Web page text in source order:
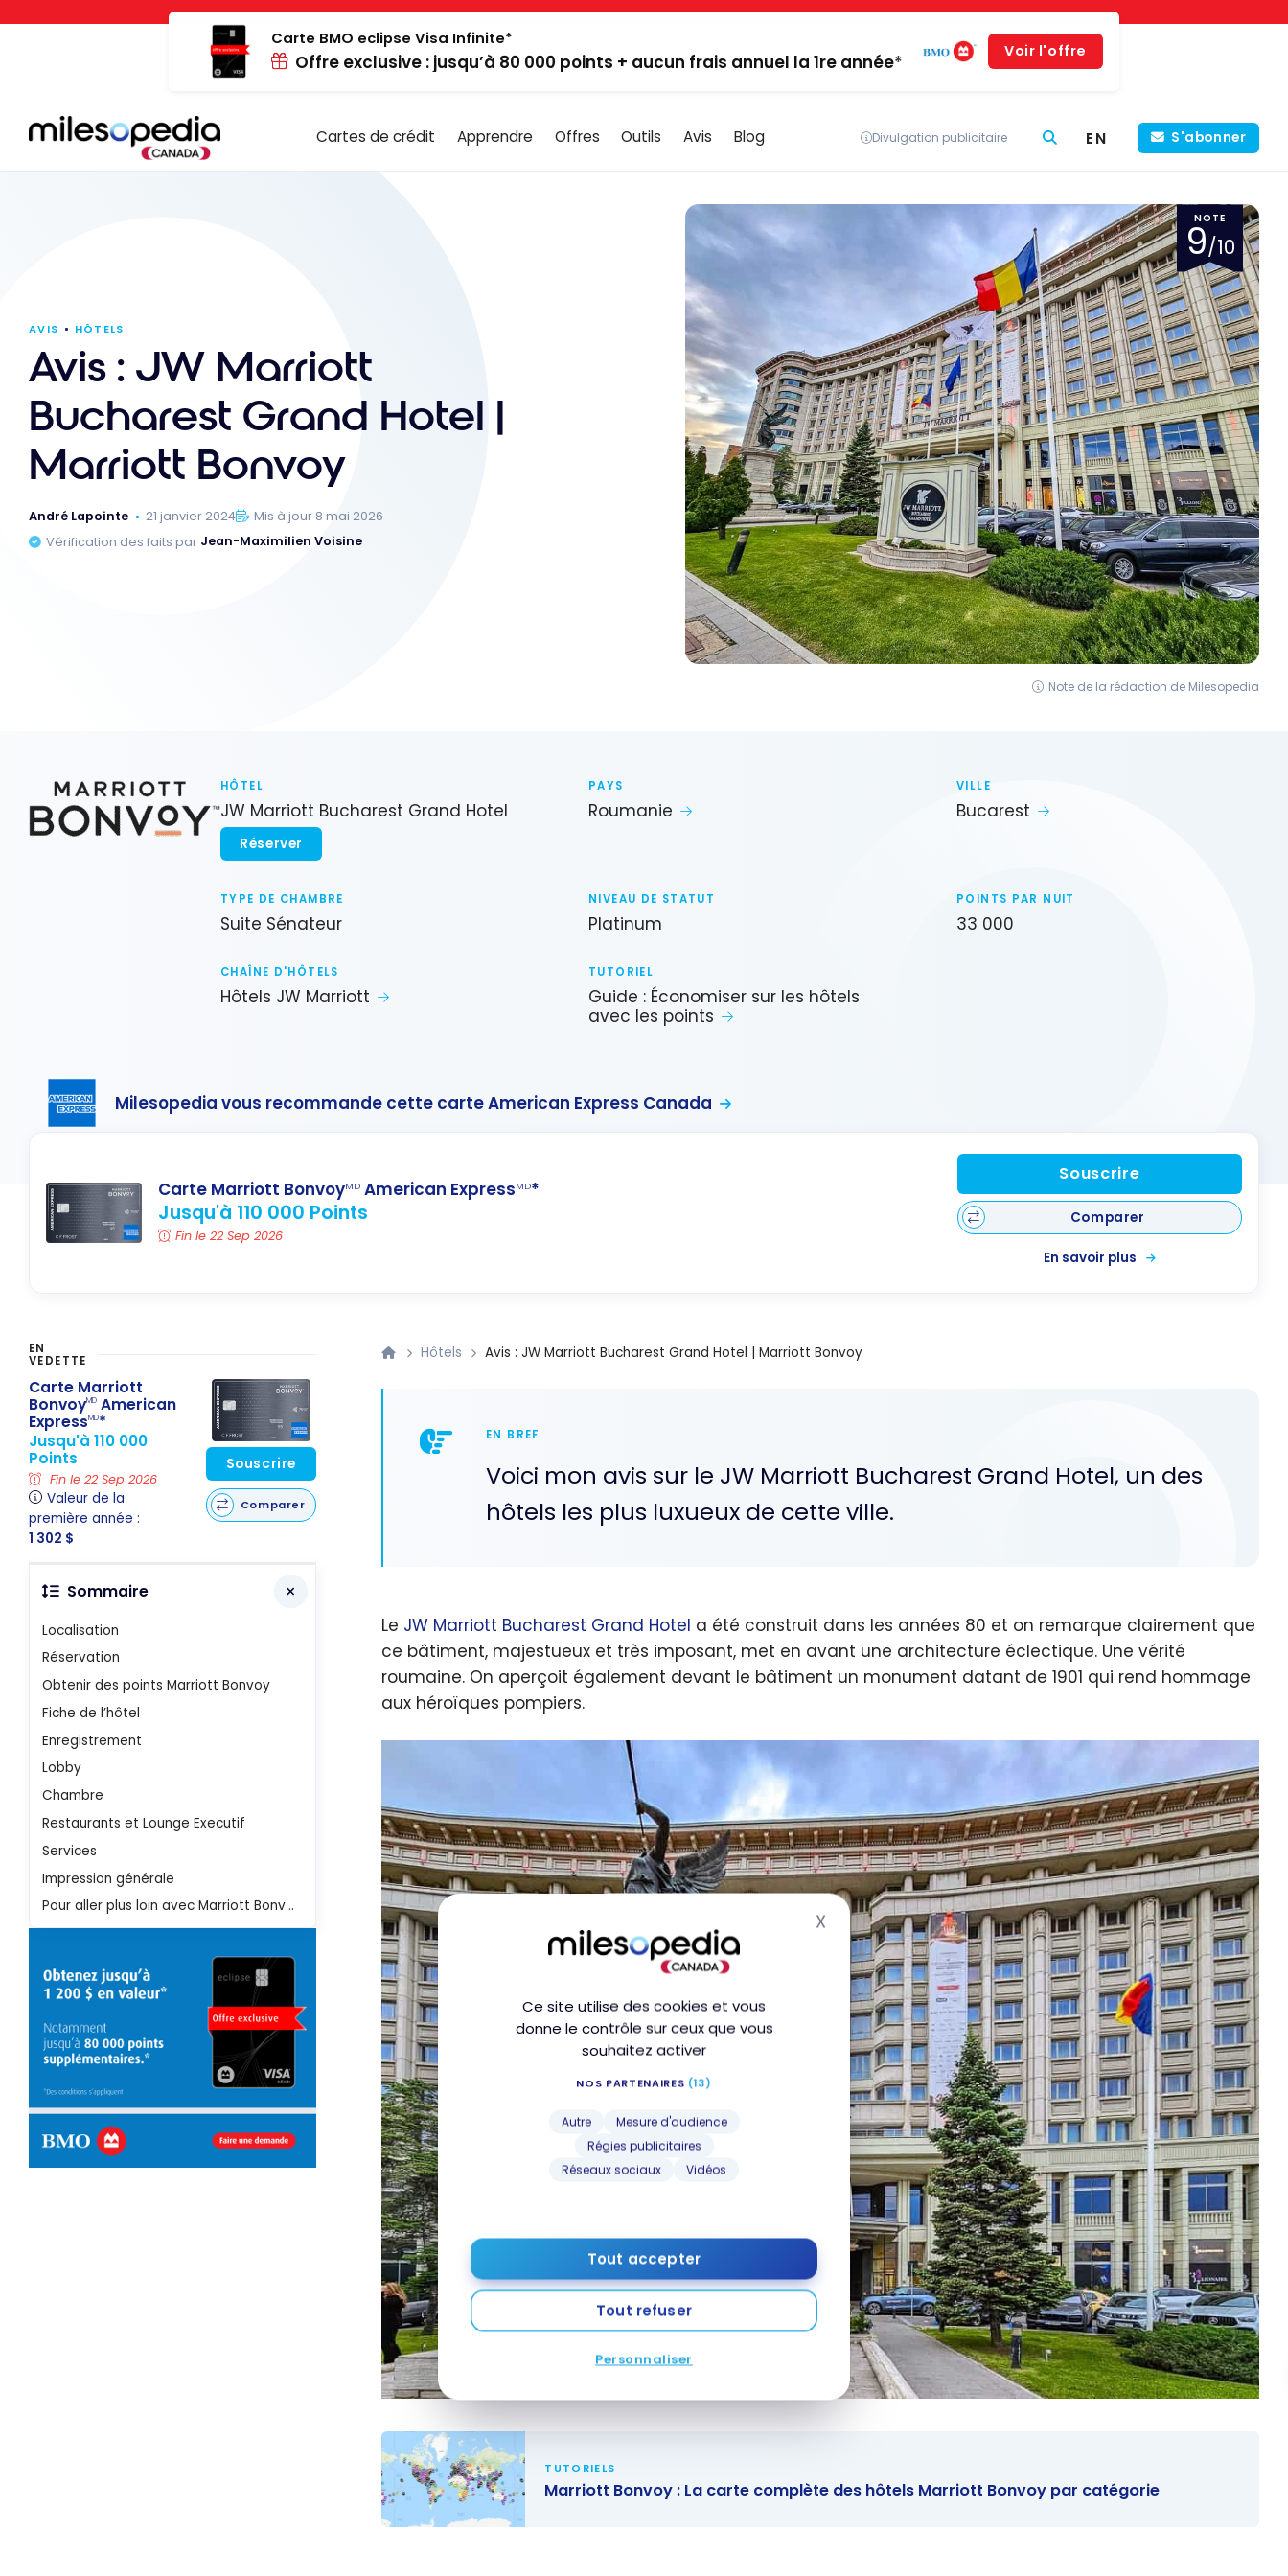
Panneau de gestion des cookies
Ce site utilise des cookies et vous
donne le contrôle sur ceux que vous
souhaitez activer
NOS PARTENAIRES (13)
Autre
Mesure d'audience
Régies publicitaires
Réseaux sociaux
Vidéos
Tout accepter
Tout refuser
Personnaliser
XMasquer le bandeau des cookies
Carte BMO eclipse Visa Infinite*
Offre exclusive : jusqu’à 80 000 points + aucun frais annuel la 1re année*
Voir l'offre
Cartes de crédit Apprendre Offres Outils Avis Blog Divulgation publicitaire EN S'abonner
AVIS HÔTELS
Avis : JW Marriott
Bucharest Grand Hotel |
Marriott Bonvoy
André Lapointe 21 janvier 2024
Mis à jour 8 mai 2026
Vérification des faits par Jean-Maximilien Voisine
NOTE
9/10
Note de la rédaction de Milesopedia
HÔTEL
JW Marriott Bucharest Grand Hotel
Réserver
PAYS
Roumanie
VILLE
Bucarest
TYPE DE CHAMBRE
Suite Sénateur
NIVEAU DE STATUT
Platinum
POINTS PAR NUIT
33 000
CHAÎNE D'HÔTELS
Hôtels JW Marriott
TUTORIEL
Guide : Économiser sur les hôtels
avec les points
Milesopedia vous recommande cette carte American Express Canada
Carte Marriott BonvoyMD American ExpressMD*
Jusqu'à 110 000 Points
Fin le 22 Sep 2026
Souscrire
Comparer
En savoir plus
Hôtels Avis : JW Marriott Bucharest Grand Hotel | Marriott Bonvoy
EN BREF
Voici mon avis sur le JW Marriott Bucharest Grand Hotel, un des
hôtels les plus luxueux de cette ville.
Le JW Marriott Bucharest Grand Hotel a été construit dans les années 80 et on remarque clairement que
ce bâtiment, majestueux et très imposant, met en avant une architecture éclectique. Une vérité
roumaine. On aperçoit également devant le bâtiment un monument datant de 1901 qui rend hommage
aux héroïques pompiers.
TUTORIELS
Marriott Bonvoy : La carte complète des hôtels Marriott Bonvoy par catégorie
EN
VEDETTE
Carte Marriott
BonvoyMD American
ExpressMD*
Jusqu'à 110 000
Points
Fin le 22 Sep 2026
Valeur de la
première année :
1 302 $
Souscrire
Comparer
Sommaire
Localisation
Réservation
Obtenir des points Marriott Bonvoy
Fiche de l’hôtel
Enregistrement
Lobby
Chambre
Restaurants et Lounge Executif
Services
Impression générale
Pour aller plus loin avec Marriott Bonvoy